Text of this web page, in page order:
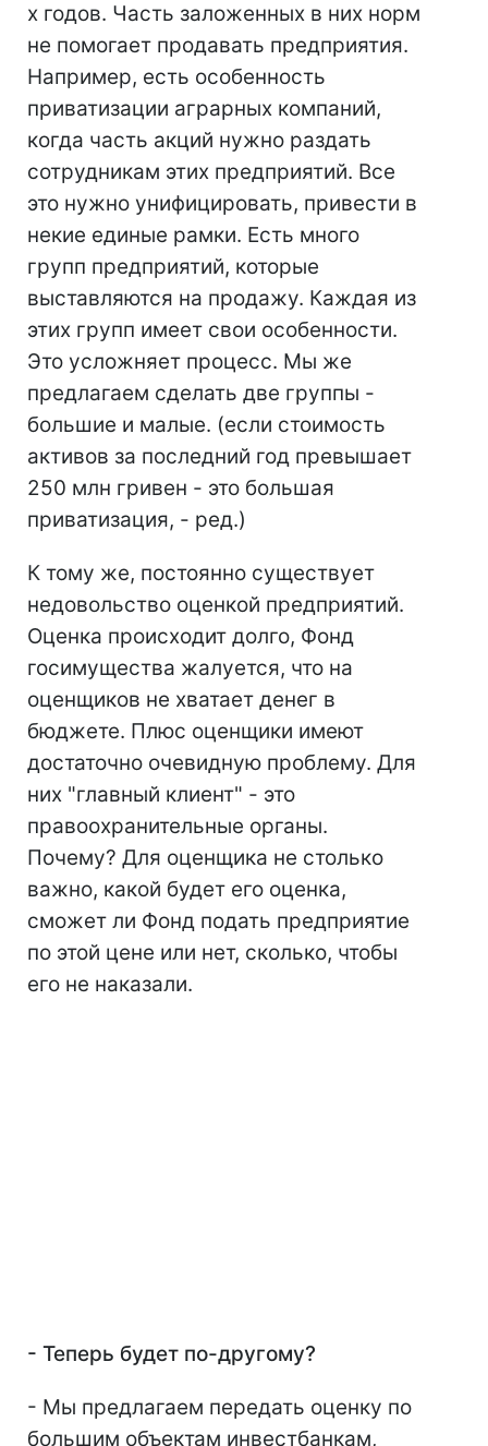
х годов. Часть заложенных в них норм
не помогает продавать предприятия.
Например, есть особенность
приватизации аграрных компаний,
когда часть акций нужно раздать
сотрудникам этих предприятий. Все
это нужно унифицировать, привести в
некие единые рамки. Есть много
групп предприятий, которые
выставляются на продажу. Каждая из
этих групп имеет свои особенности.
Это усложняет процесс. Мы же
предлагаем сделать две группы -
большие и малые. (если стоимость
активов за последний год превышает
250 млн гривен - это большая
приватизация, - ред.)
К тому же, постоянно существует
недовольство оценкой предприятий.
Оценка происходит долго, Фонд
госимущества жалуется, что на
оценщиков не хватает денег в
бюджете. Плюс оценщики имеют
достаточно очевидную проблему. Для
них "главный клиент" - это
правоохранительные органы.
Почему? Для оценщика не столько
важно, какой будет его оценка,
сможет ли Фонд подать предприятие
по этой цене или нет, сколько, чтобы
его не наказали.
- Теперь будет по-другому?
- Мы предлагаем передать оценку по
большим объектам инвестбанкам,